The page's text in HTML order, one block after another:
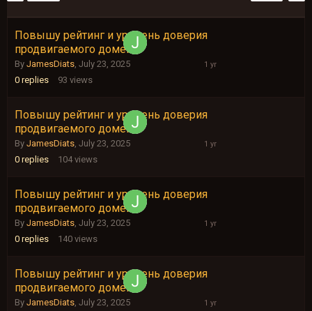
Повышу рейтинг и уровень доверия
продвигаемого домена
By JamesDiats, July 23, 2025
0 replies 93 views
July
Повышу рейтинг и уровень доверия
продвигаемого домена
By JamesDiats, July 23, 2025
0 replies 104 views
July
Повышу рейтинг и уровень доверия
продвигаемого домена
By JamesDiats, July 23, 2025
0 replies 140 views
July
Повышу рейтинг и уровень доверия
продвигаемого домена
By JamesDiats, July 23, 2025
July